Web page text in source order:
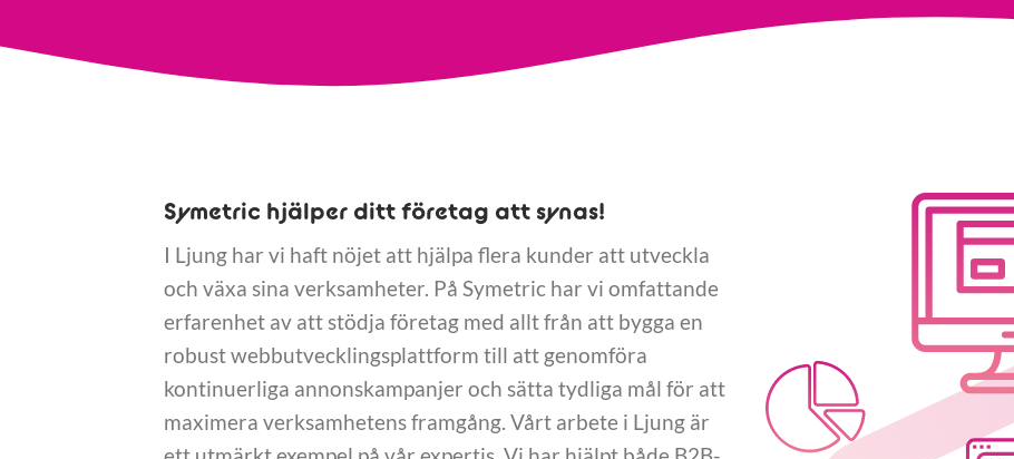
Symetric hjälper ditt företag att synas!
I Ljung har vi haft nöjet att hjälpa flera kunder att utveckla
och växa sina verksamheter. På Symetric har vi omfattande
erfarenhet av att stödja företag med allt från att bygga en
robust webbutvecklingsplattform till att genomföra
kontinuerliga annonskampanjer och sätta tydliga mål för att
maximera verksamhetens framgång. Vårt arbete i Ljung är